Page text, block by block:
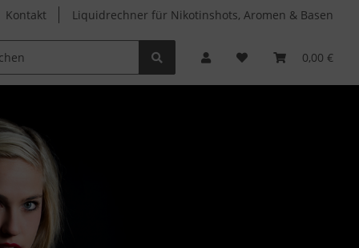
Kontakt Liquidrechner für Nikotinshots, Aromen & Basen
0,00 €
Clearomizer Verdampferköpfe Zubehör